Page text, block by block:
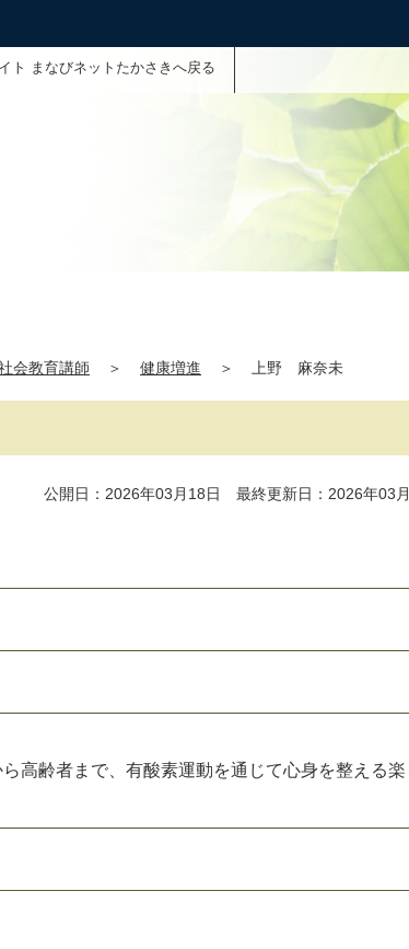
ト まなびネットたかさきへ戻る
会教育講師 ＞ 健康増進 ＞ 上野 麻奈未
公開日：2026年03月18日 最終更新日：2026年03
高齢者まで、有酸素運動を通じて心身を整える楽